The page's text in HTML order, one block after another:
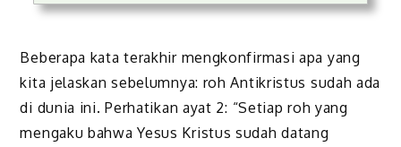
Beberapa kata terakhir mengkonfirmasi apa yang
kita jelaskan sebelumnya: roh Antikristus sudah ada
di dunia ini. Perhatikan ayat 2: “Setiap roh yang
mengaku bahwa Yesus Kristus sudah datang